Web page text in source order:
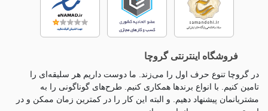
فروشگاه اینترنتی گروچا
در گروچا تنوع حرف اول را می‌زند. ما دوست داریم هر سلیقه‌ای را
تامین کنیم. با انواع برندها همکاری کنیم. طرح‌های گوناگونی را به
مشتریانمان پیشنهاد دهیم. و البته این کار را در کمترین زمان ممکن و در